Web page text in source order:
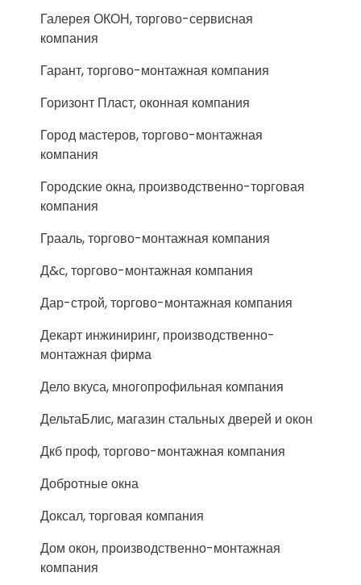
Галерея ОКОН, торгово-сервисная
компания
Гарант, торгово-монтажная компания
Горизонт Пласт, оконная компания
Город мастеров, торгово-монтажная
компания
Городские окна, производственно-торговая
компания
Грааль, торгово-монтажная компания
Д&с, торгово-монтажная компания
Дар-строй, торгово-монтажная компания
Декарт инжиниринг, производственно-
монтажная фирма
Дело вкуса, многопрофильная компания
ДельтаБлис, магазин стальных дверей и окон
Дкб проф, торгово-монтажная компания
Добротные окна
Доксал, торговая компания
Дом окон, производственно-монтажная
компания